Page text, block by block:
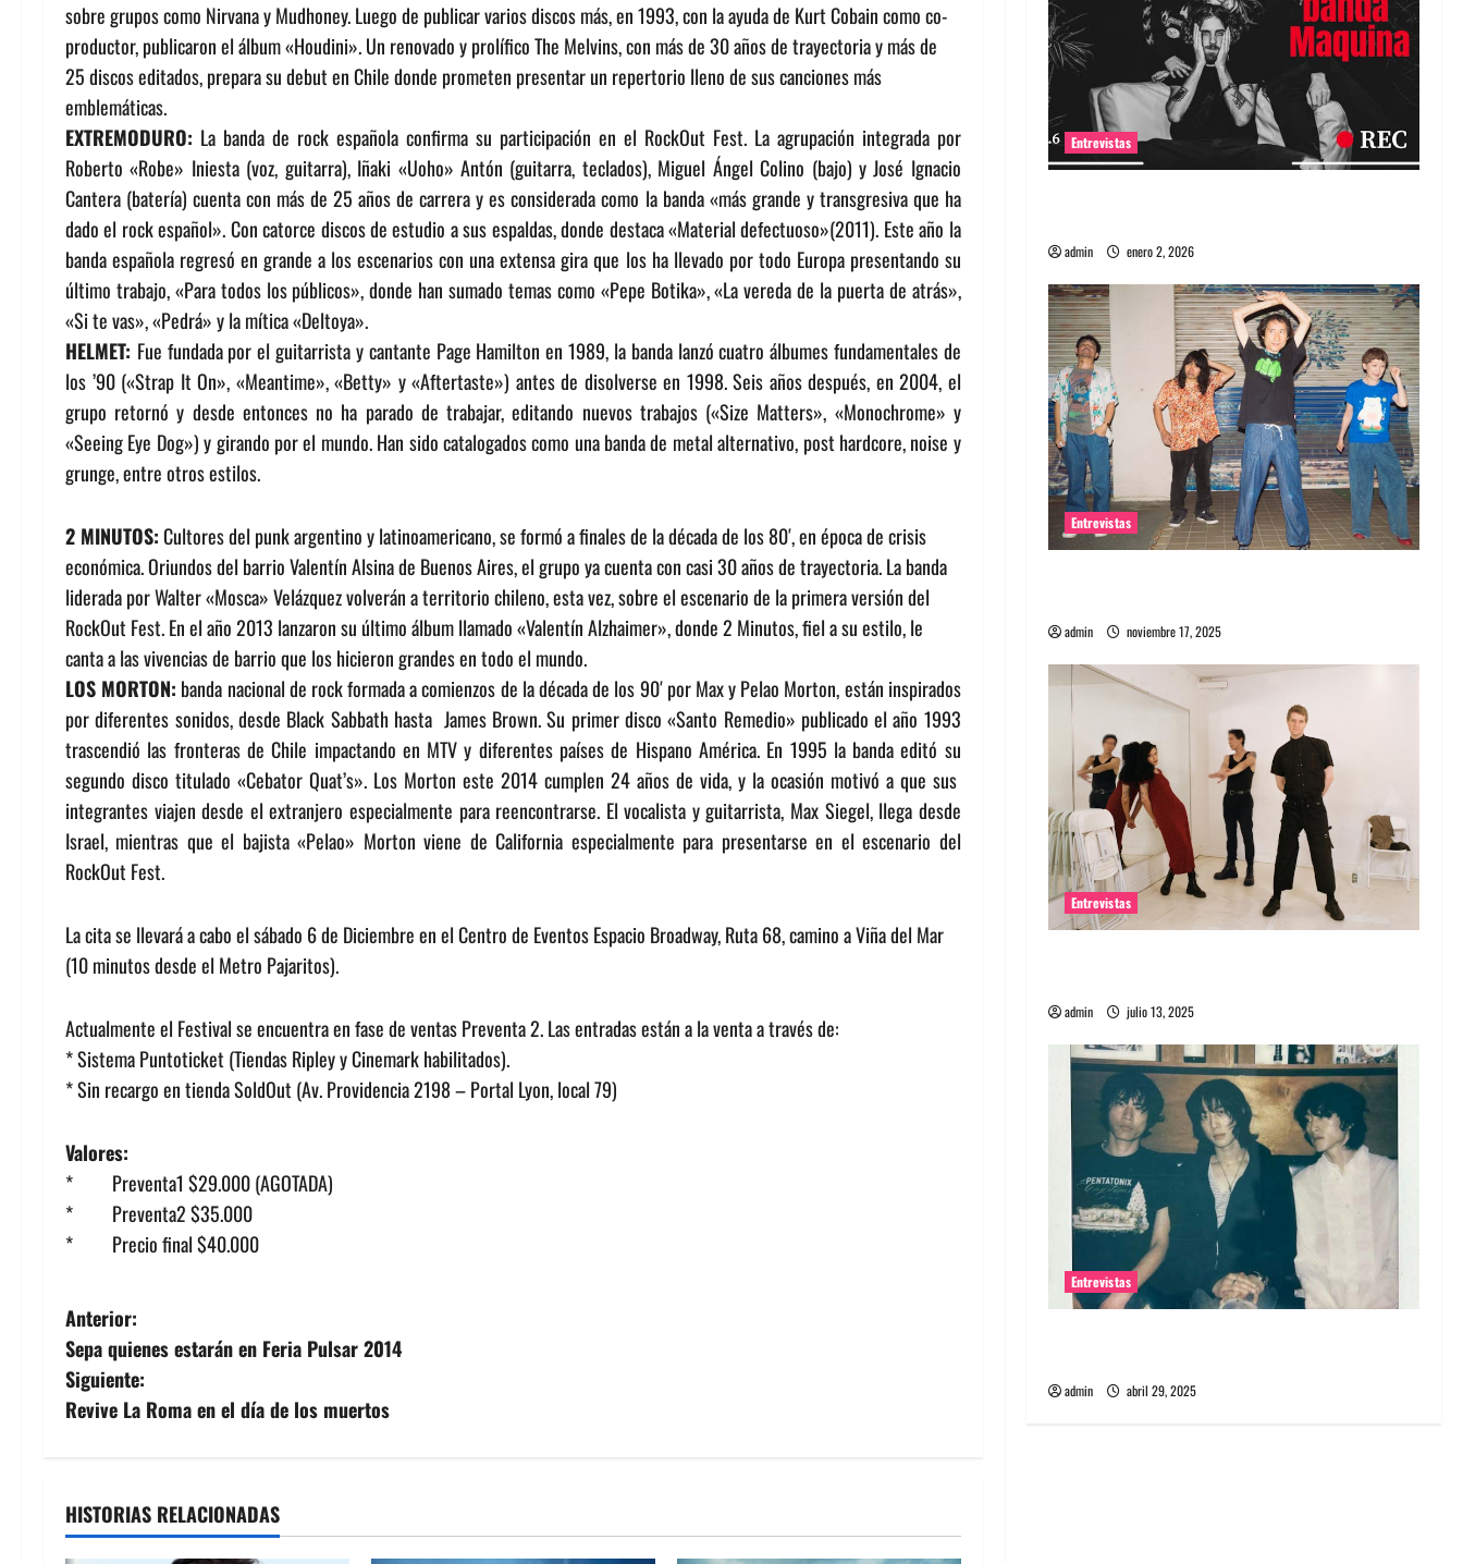
sobre grupos como Nirvana y Mudhoney. Luego de publicar varios discos más, en 1993, con la ayuda de Kurt Cobain como co-
productor, publicaron el álbum «Houdini».Un renovado y prolífico The Melvins, con más de 30 años de trayectoria y más de
25 discos editados, prepara su debut en Chile donde prometen presentar un repertorio lleno de sus canciones más
emblemáticas.
EXTREMODURO: La banda de rock española confirma su participación en el RockOut Fest. La agrupación integrada por
Roberto «Robe» Iniesta (voz, guitarra), Iñaki «Uoho» Antón (guitarra, teclados), Miguel Ángel Colino (bajo) y José Ignacio
Cantera (batería) cuenta con más de 25 años de carrera y es considerada como la banda «más grande y transgresiva que ha
dado el rock español». Con catorce discos de estudio a sus espaldas, donde destaca «Material defectuoso»(2011). Este año la
banda española regresó en grande a los escenarios con una extensa gira que los ha llevado por todo Europa presentando su
último trabajo, «Para todos los públicos», donde han sumado temas como «Pepe Botika», «La vereda de la puerta de atrás»,
«Si te vas», «Pedrá» y la mítica «Deltoya».
HELMET: Fue fundada por el guitarrista y cantante Page Hamilton en 1989, la banda lanzó cuatro álbumes fundamentales de
los ’90 («Strap It On», «Meantime», «Betty» y «Aftertaste») antes de disolverse en 1998. Seis años después, en 2004, el
grupo retornó y desde entonces no ha parado de trabajar, editando nuevos trabajos («Size Matters», «Monochrome» y
«Seeing Eye Dog») y girando por el mundo. Han sido catalogados como una banda de metal alternativo, post hardcore, noise y
grunge, entre otros estilos.
2 MINUTOS:Cultores del punk argentino y latinoamericano, se formó a finales de la década de los 80′, en época de crisis
económica. Oriundos del barrio Valentín Alsina de Buenos Aires, el grupo ya cuenta con casi 30 años de trayectoria. La banda
liderada por Walter «Mosca» Velázquez volverán a territorio chileno, esta vez, sobre el escenario de la primera versión del
RockOut Fest. En el año 2013 lanzaron su último álbum llamado «Valentín Alzhaimer», donde 2 Minutos, fiel a su estilo, le
canta a las vivencias de barrio que los hicieron grandes en todo el mundo.
LOS MORTON: banda nacional de rock formada a comienzos de la década de los 90′ por Max y Pelao Morton, están inspirados
por diferentes sonidos, desde Black Sabbath hasta James Brown. Su primer disco «Santo Remedio» publicado el año 1993
trascendió las fronteras de Chile impactando en MTV y diferentes países de Hispano América. En 1995 la banda editó su
segundo disco titulado «Cebator Quat’s». Los Morton este 2014 cumplen 24 años de vida, y la ocasión motivó a que sus
integrantes viajen desde el extranjero especialmente para reencontrarse. El vocalista y guitarrista, Max Siegel, llega desde
Israel, mientras que el bajista «Pelao» Morton viene de California especialmente para presentarse en el escenario del
RockOut Fest.
La cita se llevará a cabo el sábado 6 de Diciembre en el Centro de Eventos Espacio Broadway, Ruta 68, camino a Viña del Mar
(10 minutos desde el Metro Pajaritos).
Actualmente el Festival se encuentra en fase de ventas Preventa 2. Las entradas están a la venta a través de:
* Sistema Puntoticket (Tiendas Ripley y Cinemark habilitados).
* Sin recargo en tienda SoldOut (Av. Providencia 2198 – Portal Lyon, local 79)
Valores:
* Preventa1 $29.000 (AGOTADA)
* Preventa2 $35.000
* Precio final $40.000
N
a
v
g
a
Anterior:
Sepa quienes estarán en Feria Pulsar 2014
Siguiente:
Revive La Roma en el día de los muertos
HISTORIAS RELACIONADAS
Entrevistas
admin enero 2, 2026
Entrevistas
admin noviembre 17, 2025
Entrevistas
admin julio 13, 2025
Entrevistas
admin abril 29, 2025